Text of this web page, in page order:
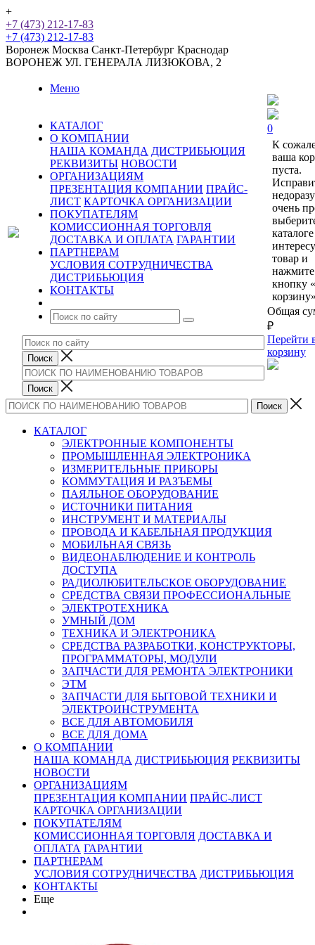
+
+7 (473) 212-17-83
+7 (473) 212-17-83
Воронеж Москва Санкт-Петербург Краснодар
ВОРОНЕЖ УЛ. ГЕНЕРАЛА ЛИЗЮКОВА, 2
Меню
КАТАЛОГ
О КОМПАНИИ
НАША КОМАНДА ДИСТРИБЬЮЦИЯ
РЕКВИЗИТЫ НОВОСТИ
ОРГАНИЗАЦИЯМ
ПРЕЗЕНТАЦИЯ КОМПАНИИ ПРАЙС-
ЛИСТ КАРТОЧКА ОРГАНИЗАЦИИ
ПОКУПАТЕЛЯМ
КОМИССИОННАЯ ТОРГОВЛЯ
ДОСТАВКА И ОПЛАТА ГАРАНТИИ
ПАРТНЕРАМ
УСЛОВИЯ СОТРУДНИЧЕСТВА
ДИСТРИБЬЮЦИЯ
КОНТАКТЫ
0
К
ваша
пуста.
очень
каталоге
товар и
нажмите
кнопку
Общая
₽
Перейти
корзину
КАТАЛОГ
ЭЛЕКТРОННЫЕ КОМПОНЕНТЫ
ПРОМЫШЛЕННАЯ ЭЛЕКТРОНИКА
ИЗМЕРИТЕЛЬНЫЕ ПРИБОРЫ
КОММУТАЦИЯ И РАЗЪЕМЫ
ПАЯЛЬНОЕ ОБОРУДОВАНИЕ
ИСТОЧНИКИ ПИТАНИЯ
ИНСТРУМЕНТ И МАТЕРИАЛЫ
ПРОВОДА И КАБЕЛЬНАЯ ПРОДУКЦИЯ
МОБИЛЬНАЯ СВЯЗЬ
ВИДЕОНАБЛЮДЕНИЕ И КОНТРОЛЬ
ДОСТУПА
РАДИОЛЮБИТЕЛЬСКОЕ ОБОРУДОВАНИЕ
СРЕДСТВА СВЯЗИ ПРОФЕССИОНАЛЬНЫЕ
ЭЛЕКТРОТЕХНИКА
УМНЫЙ ДОМ
ТЕХНИКА И ЭЛЕКТРОНИКА
СРЕДСТВА РАЗРАБОТКИ, КОНСТРУКТОРЫ,
ПРОГРАММАТОРЫ, МОДУЛИ
ЗАПЧАСТИ ДЛЯ РЕМОНТА ЭЛЕКТРОНИКИ
ЭТМ
ЗАПЧАСТИ ДЛЯ БЫТОВОЙ ТЕХНИКИ И
ЭЛЕКТРОИНСТРУМЕНТА
ВСЕ ДЛЯ АВТОМОБИЛЯ
ВСЕ ДЛЯ ДОМА
О КОМПАНИИ
НАША КОМАНДА ДИСТРИБЬЮЦИЯ РЕКВИЗИТЫ
НОВОСТИ
ОРГАНИЗАЦИЯМ
ПРЕЗЕНТАЦИЯ КОМПАНИИ ПРАЙС-ЛИСТ
КАРТОЧКА ОРГАНИЗАЦИИ
ПОКУПАТЕЛЯМ
КОМИССИОННАЯ ТОРГОВЛЯ ДОСТАВКА И
ОПЛАТА ГАРАНТИИ
ПАРТНЕРАМ
УСЛОВИЯ СОТРУДНИЧЕСТВА ДИСТРИБЬЮЦИЯ
КОНТАКТЫ
Еще